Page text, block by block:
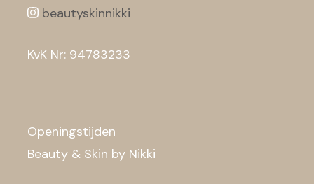
beautyskinnikki
KvK Nr: 94783233
Openingstijden
Beauty & Skin by Nikki